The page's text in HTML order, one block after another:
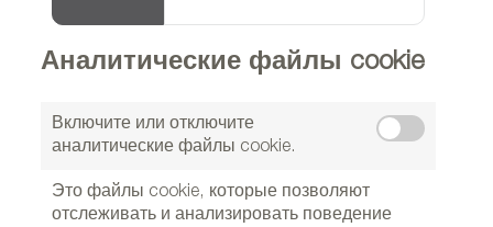
Аналитические файлы cookie
Включите или отключите
аналитические файлы cookie.
Это файлы cookie, которые позволяют
отслеживать и анализировать поведение